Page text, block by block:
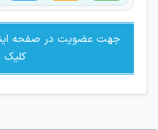
جهت عضویت در صفحه
کلیک